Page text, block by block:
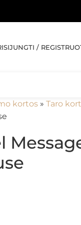
/
kortos» Taro